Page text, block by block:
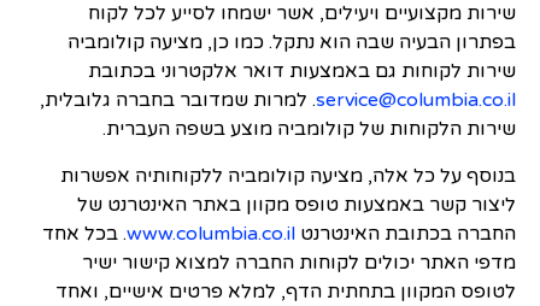
שירות מקצועיים ויעילים, אשר ישמחו לסייע לכל לקוח
בפתרון הבעיה שבה הוא נתקל. כמו כן, מציעה קולומביה
שירות לקוחות גם באמצעות דואר אלקטרוני בכתובת
service@columbia.co.il. למרות שמדובר בחברה גלובלית,
שירות הלקוחות של קולומביה מוצע בשפה העברית.
בנוסף על כל אלה, מציעה קולומביה ללקוחותיה אפשרות
ליצור קשר באמצעות טופס מקוון באתר האינטרנט של
החברה בכתובת האינטרנט www.columbia.co.il. בכל אחד
מדפי האתר יכולים לקוחות החברה למצוא קישור ישיר
לטופס המקוון בתחתית הדף, למלא פרטים אישיים, ואחד